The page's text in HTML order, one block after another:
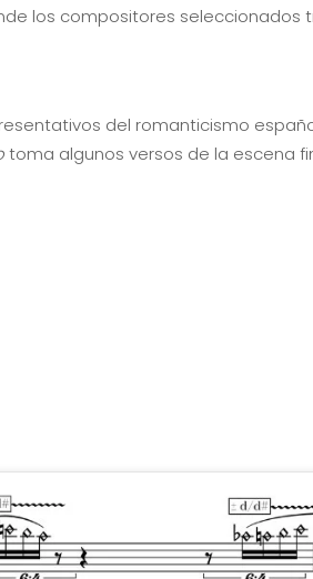
los compositores seleccionados
del romanticismo
toma algunos versos de la escena